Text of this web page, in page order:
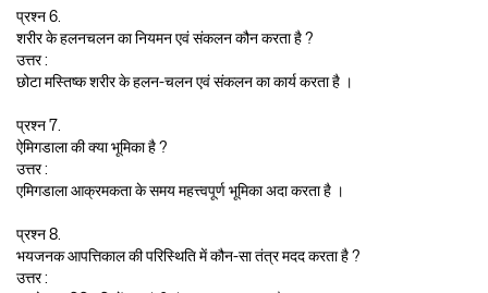
प्रश्न 6.
शरीर के हलनचलन का नियमन एवं संकलन कौन करता है ?
उत्तर :
छोटा मस्तिष्क शरीर के हलन-चलन एवं संकलन का कार्य करता है ।
प्रश्न 7.
ऐमिगडाला की क्या भूमिका है ?
उत्तर :
एमिगडाला आक्रमकता के समय महत्त्वपूर्ण भूमिका अदा करता है ।
प्रश्न 8.
भयजनक आपत्तिकाल की परिस्थिति में कौन-सा तंत्र मदद करता है ?
उत्तर :